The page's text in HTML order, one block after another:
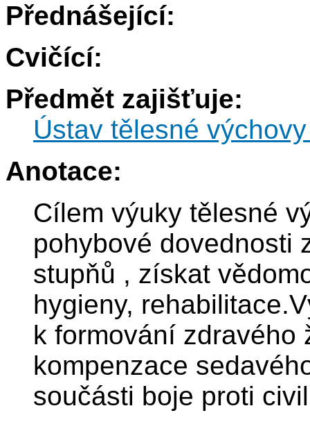
Přednášející:
Cvičící:
Předmět zajišťuje:
Ústav tělesné
Anotace:
Cílem výuky tělesné
pohybové dovednosti
stupňů , získat
hygieny,
k formování zdravého
kompenzace
součásti boje proti